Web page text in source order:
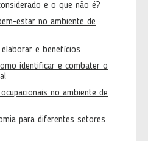
e o que não é?
estar no ambiente de
e benefícios
identificar e combater o
no ambiente de
para diferentes setores